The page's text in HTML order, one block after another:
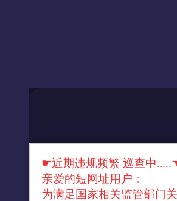
☛近期违规频繁 巡查中
亲爱的短网址用户：
为满足国家相关监管部门